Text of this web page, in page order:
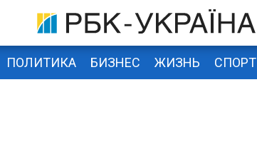
ПОЛИТИКА БИЗНЕС ЖИЗНЬ СПОРТ